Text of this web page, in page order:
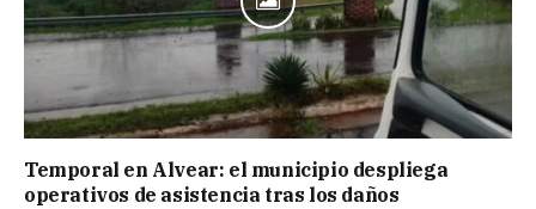
Temporal en Alvear: el municipio despliega
operativos de asistencia tras los daños